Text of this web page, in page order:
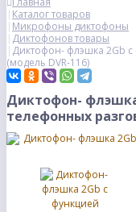
Каталог товаров
Микрофоны диктофоны
Диктофонов товары
Диктофон- флэшка 2Gb
(модель DVR-116)
Диктофон-
телефонных